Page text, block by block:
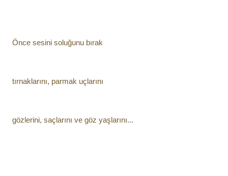
Önce sesini soluğunu bırak
tırnaklarını, parmak uçlarını
gözlerini, saçlarını ve göz yaşlarını...